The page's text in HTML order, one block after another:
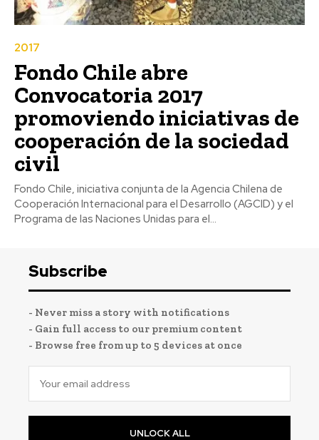
2017
Fondo Chile abre
Convocatoria 2017
promoviendo iniciativas de
cooperación de la sociedad
civil
Fondo Chile, iniciativa conjunta de la Agencia Chilena de
Cooperación Internacional para el Desarrollo (AGCID) y el
Programa de las Naciones Unidas para el...
Subscribe
- Never miss a story with notifications
- Gain full access to our premium content
- Browse free from up to 5 devices at once
UNLOCK ALL